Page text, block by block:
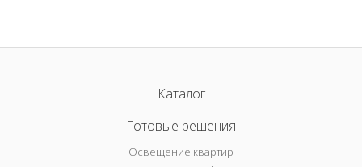
Каталог
Готовые решения
Освещение квартир